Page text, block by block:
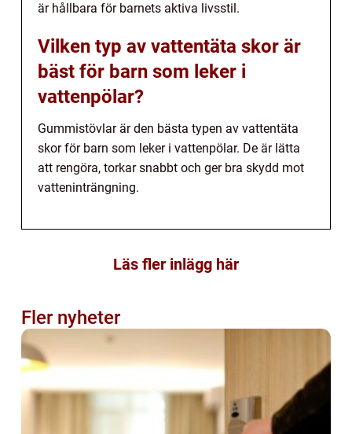
är hållbara för barnets aktiva livsstil.
Vilken typ av vattentäta skor är
bäst för barn som leker i
vattenpölar?
Gummistövlar är den bästa typen av vattentäta
skor för barn som leker i vattenpölar. De är lätta
att rengöra, torkar snabbt och ger bra skydd mot
vatteninträngning.
Läs fler inlägg här
Fler nyheter